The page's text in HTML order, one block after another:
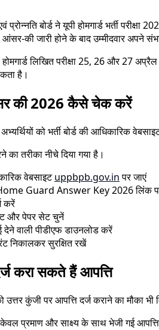
प्रोन्नति बोर्ड ने यूपी होमगार्ड भर्ती
की जारी होने के बाद उम्मीदवार अपने
होमगार्ड लिखित परीक्षा 25, 26 और 27
है।
की 2026 कैसे चेक करें
को भर्ती बोर्ड की आधिकारिक
तरीका नीचे दिया गया है।
वेबसाइटuppbpb.gov.inपर जाएं
Guard Answer Key 2026 लिंक
करें
और पेपर सेट चुनें
देने वाली पीडीएफ डाउनलोड करें
निकालकर सुरक्षित रखें
करा सकते हैं आपत्ति
को उत्तर कुंजी पर आपत्ति दर्ज कराने का
प्रमाण और साक्ष्य के साथ भेजी गई